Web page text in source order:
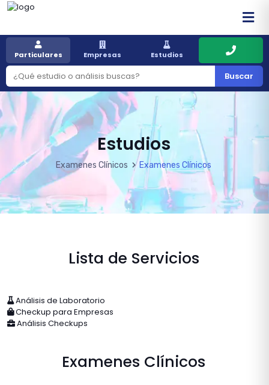
Particulares Empresas Estudios
Buscar
Estudios
Examenes Clínicos Examenes Clínicos
Lista de Servicios
Análisis de Laboratorio
Checkup para Empresas
Análisis Checkups
Examenes Clínicos